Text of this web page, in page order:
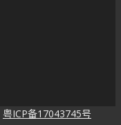
粤ICP备17043745号